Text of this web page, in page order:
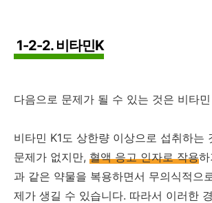
1-2-2. 비타민K
다음으로 문제가 될 수 있는 것은 비타민
비타민 K1도 상한량 이상으로 섭취하는
문제가 없지만, 혈액 응고 인자로 작용
과 같은 약물을 복용하면서 무의식적으
제가 생길 수 있습니다. 따라서 이러한